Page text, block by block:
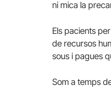
ni mica la
Els pacients
de recursos
sous i pagues
Som a temps